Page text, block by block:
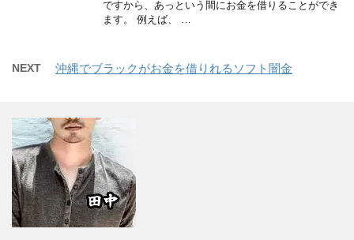
ですから、あっという間にお金を借りることができ
ます。 例えば、 …
NEXT 沖縄でブラックがお金を借りれるソフト闇金